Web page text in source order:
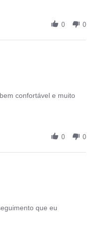
0 0
confortável e muito
0 0
que eu